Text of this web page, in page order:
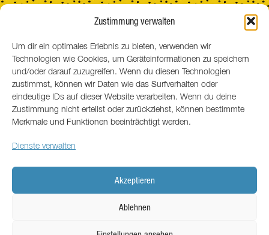
Zustimmung verwalten
Um dir ein optimales Erlebnis zu bieten, verwenden wir
Technologien wie Cookies, um Geräteinformationen zu speichern
und/oder darauf zuzugreifen. Wenn du diesen Technologien
zustimmst, können wir Daten wie das Surfverhalten oder
eindeutige IDs auf dieser Website verarbeiten. Wenn du deine
Zustimmung nicht erteilst oder zurückziehst, können bestimmte
Merkmale und Funktionen beeinträchtigt werden.
Dienste verwalten
Akzeptieren
Ablehnen
MENSCHEN
ÜBER UNS FREUNDE
MUNDHARMONIKA2030
IMPRESSUM
COOKIE-RICHTLINIE (EU)